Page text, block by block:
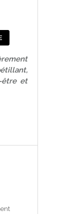
a
r
être et